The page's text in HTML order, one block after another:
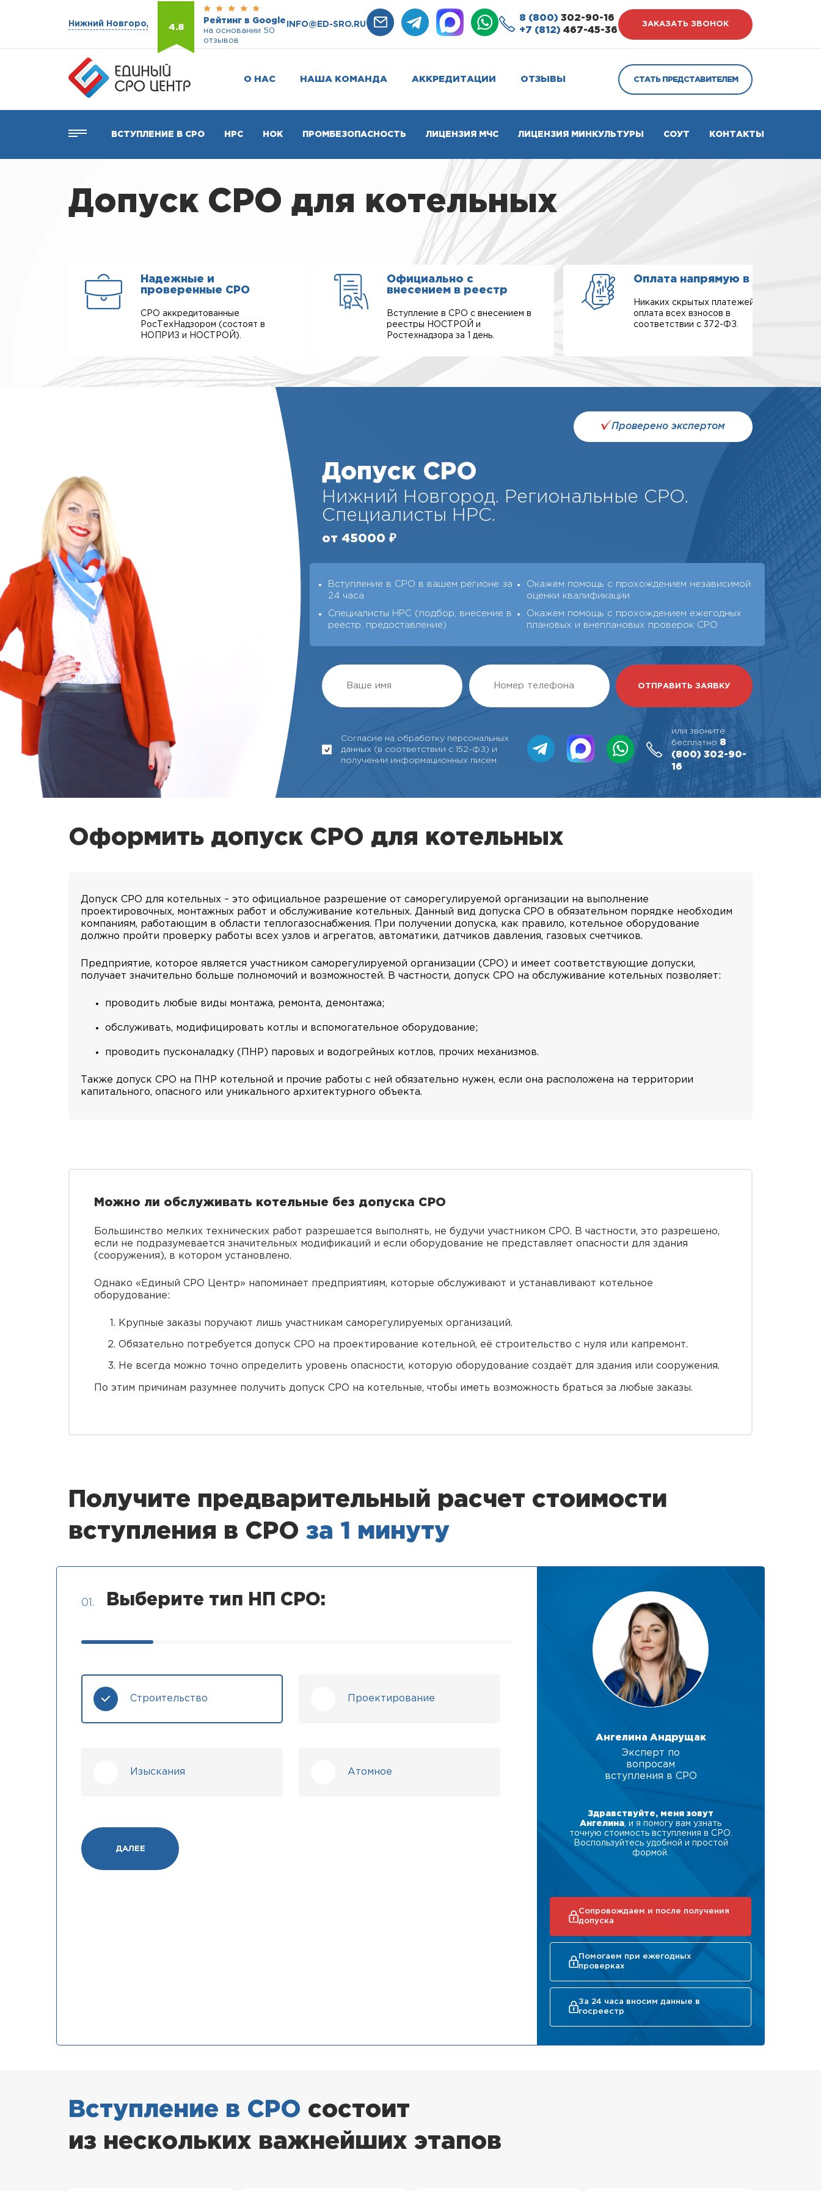
Нижний Новгород 4.8
Рейтинг в Google
на основании 50
отзывов
INFO@ED-SRO.RU
8 (800) 302-90-16
+7 (812) 467-45-36
ЗАКАЗАТЬ ЗВОНОК
О НАС НАША КОМАНДА АККРЕДИТАЦИИ ОТЗЫВЫ СТАТЬ ПРЕДСТАВИТЕЛЕМ
ВСТУПЛЕНИЕ В СРО НРС НОК ПРОМБЕЗОПАСНОСТЬ ЛИЦЕНЗИЯ МЧС ЛИЦЕНЗИЯ МИНКУЛЬТУРЫ СОУТ КОНТАКТЫ
Допуск СРО для котельных
Надежные и
проверенные СРО
СРО аккредитованные
РосТехНадзором (состоят в
НОПРИЗ и НОСТРОЙ).
Официально с
внесением в реестр
Вступление в СРО с внесением в
реестры НОСТРОЙ и
Ростехнадзора за 1 день.
Оплата напрямую в СРО
Никаких скрытых платежей,
оплата всех взносов в
соответствии с 372-ФЗ.
Проверено экспертом
Допуск СРО
Нижний Новгород. Региональные СРО.
Специалисты НРС.
от 45000 ₽
Вступление в СРО в вашем регионе за
24 часа
Окажем помощь с прохождением независимой
оценки квалификации
Специалисты НРС (подбор, внесение в
реестр, предоставление)
Окажем помощь с прохождением ежегодных
плановых и внеплановых проверок СРО
Согласие на обработку персональных
данных (в соответствии с 152-ФЗ) и
получении информационных писем
или звоните
бесплатно 8
(800) 302-90-
16
Оформить допуск СРО для котельных
Допуск СРО для котельных – это официальное разрешение от саморегулируемой организации на выполнение
проектировочных, монтажных работ и обслуживание котельных. Данный вид допуска СРО в обязательном порядке необходим
компаниям, работающим в области теплогазоснабжения. При получении допуска, как правило, котельное оборудование
должно пройти проверку работы всех узлов и агрегатов, автоматики, датчиков давления, газовых счетчиков.
Предприятие, которое является участником саморегулируемой организации (СРО) и имеет соответствующие допуски,
получает значительно больше полномочий и возможностей. В частности, допуск СРО на обслуживание котельных позволяет:
проводить любые виды монтажа, ремонта, демонтажа;
обслуживать, модифицировать котлы и вспомогательное оборудование;
проводить пусконаладку (ПНР) паровых и водогрейных котлов, прочих механизмов.
Также допуск СРО на ПНР котельной и прочие работы с ней обязательно нужен, если она расположена на территории
капитального, опасного или уникального архитектурного объекта.
Можно ли обслуживать котельные без допуска СРО
Большинство мелких технических работ разрешается выполнять, не будучи участником СРО. В частности, это разрешено,
если не подразумевается значительных модификаций и если оборудование не представляет опасности для здания
(сооружения), в котором установлено.
Однако «Единый СРО Центр» напоминает предприятиям, которые обслуживают и устанавливают котельное
оборудование:
Крупные заказы поручают лишь участникам саморегулируемых организаций.
Обязательно потребуется допуск СРО на проектирование котельной, её строительство с нуля или капремонт.
Не всегда можно точно определить уровень опасности, которую оборудование создаёт для здания или сооружения.
По этим причинам разумнее получить допуск СРО на котельные, чтобы иметь возможность браться за любые заказы.
Получите предварительный расчет стоимости
вступления в СРО за 1 минуту
01. Выберите тип НП СРО:
Строительство Проектирование
Изыскания Атомное
ДАЛЕЕ
Ангелина Андрущак
Эксперт по
вопросам
вступления в СРО
Здравствуйте, меня зовут
Ангелина , и я помогу вам узнать
точную стоимость вступления в СРО.
Воспользуйтесь удобной и простой
формой.
Сопровождаем и после получения
допуска
Помогаем при ежегодных
проверках
За 24 часа вносим данные в
госреестр
Вступление в СРО состоит
из нескольких важнейших этапов